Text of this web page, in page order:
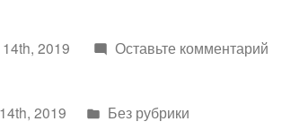
2019 Оставьте комментарийк
2019
Написано
Без рубрики